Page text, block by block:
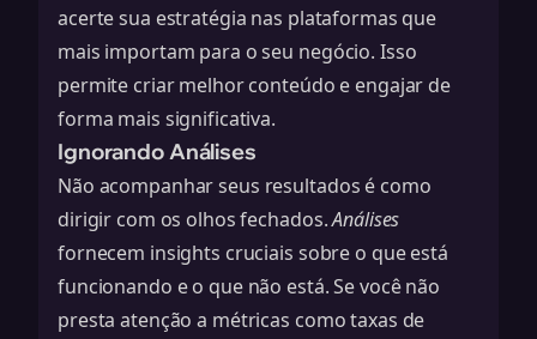
acerte sua estratégia nas plataformas que
mais importam para o seu negócio. Isso
permite criar melhor conteúdo e engajar de
forma mais significativa.
Ignorando Análises
Não acompanhar seus resultados é como
dirigir com os olhos fechados.Análises
fornecem insights cruciais sobre o que está
funcionando e o que não está. Se você não
presta atenção a métricas como taxas de